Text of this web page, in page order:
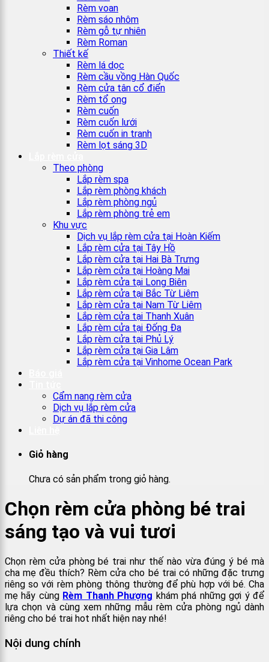
Rèm voan
Rèm sáo nhôm
Rèm gỗ tự nhiên
Rèm Roman
Thiết kế
Rèm lá dọc
Rèm cầu vồng Hàn Quốc
Rèm cửa tân cổ điển
Rèm tổ ong
Rèm cuốn
Rèm cuốn lưới
Rèm cuốn in tranh
Rèm lọt sáng 3D
Theo phòng
Lắp rèm spa
Lắp rèm phòng khách
Lắp rèm phòng ngủ
Lắp rèm phòng trẻ em
Khu vực
Dịch vụ lắp rèm cửa tại Hoàn Kiếm
Lắp rèm cửa tại Tây Hồ
Lắp rèm cửa tại Hai Bà Trưng
Lắp rèm cửa tại Hoàng Mai
Lắp rèm cửa tại Long Biên
Lắp rèm cửa tại Bắc Từ Liêm
Lắp rèm cửa tại Nam Từ Liêm
Lắp rèm cửa tại Thanh Xuân
Lắp rèm cửa tại Đống Đa
Lắp rèm cửa tại Phủ Lý
Lắp rèm cửa tại Gia Lâm
Lắp rèm cửa tại Vinhome Ocean Park
Cẩm nang rèm cửa
Dịch vụ lắp rèm cửa
Dự án đã thi công
Giỏ hàng
Chưa có sản phẩm trong giỏ hàng.
Chọn rèm cửa phòng bé trai
sáng tạo và vui tươi
Chọn rèm cửa phòng bé trai như thế nào vừa đúng ý bé mà
cha mẹ đều thích? Rèm cửa cho bé trai có những đặc trưng
riêng so với rèm phòng thông thường để phù hợp với bé. Cha
mẹ hãy cùng Rèm Thanh Phượng khám phá những gợi ý để
lựa chọn và cùng xem những mẫu rèm cửa phòng ngủ dành
riêng cho bé trai hot nhất hiện nay nhé!
Nội dung chính